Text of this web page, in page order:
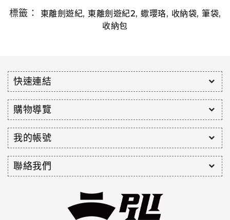
標籤： 東離劍遊紀, 東離劍遊紀2, 蠍瓔珞, 收納袋, 筆袋,
收納包
快速連結
購物導覽
我的帳號
聯絡我們